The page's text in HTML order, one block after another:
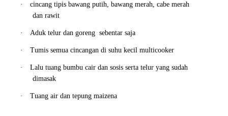
·
cincang tipis bawang putih, bawang merah, cabe merah
dan rawit
· Aduk telur dan goreng sebentar saja
· Tumis semua cincangan di suhu kecil multicooker
·
Lalu tuang bumbu cair dan sosis serta telur yang sudah
dimasak
· Tuang air dan tepung maizena